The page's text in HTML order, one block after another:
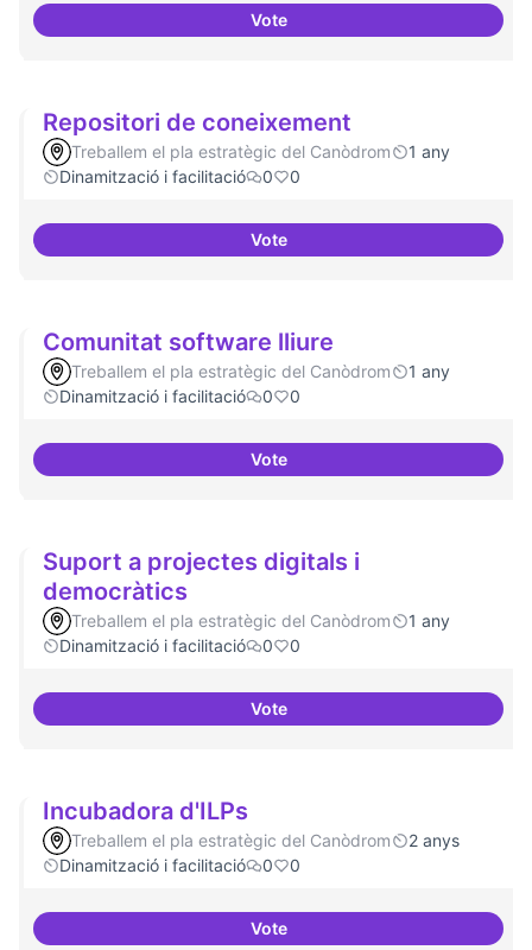
VoteEspai on la gent expressi i
Repositori de coneixement
Treballem el pla estratègic del Canòdrom
1 any
Dinamització i facilitació
0 0
VoteRepositori de coneixement
Comunitat software lliure
Treballem el pla estratègic del Canòdrom
1 any
Dinamització i facilitació
0 0
VoteComunitat software lliure
Suport a projectes digitals i
democràtics
Treballem el pla estratègic del Canòdrom
1 any
Dinamització i facilitació
0 0
VoteSuport a projectes digitals i
Incubadora d'ILPs
Treballem el pla estratègic del Canòdrom
2 anys
Dinamització i facilitació
0 0
VoteIncubadora d'ILPs